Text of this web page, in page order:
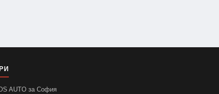
AUTO за София